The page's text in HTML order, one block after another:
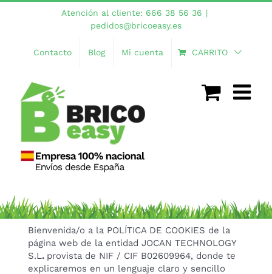
Saltar
Atención al cliente: 666 38 56 36 |
pedidos@bricoeasy.es
Contacto Blog Mi cuenta CARRITO
Bienvenida/o a la POLÍTICA DE COOKIES de la
página web de la entidad JOCAN TECHNOLOGY
S.L. provista de NIF / CIF B02609964, donde te
explicaremos en un lenguaje claro y sencillo